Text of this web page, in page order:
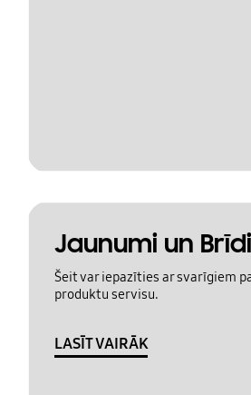
Jaunumi un
Šeit var iepazīties ar svarīgiem
produktu servisu.
LASĪT VAIRĀK